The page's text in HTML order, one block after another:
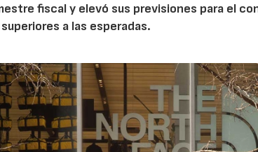
fiscal y elevó sus previsiones para el
a las esperadas.